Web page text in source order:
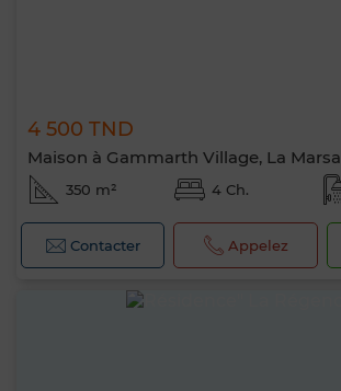
4 500 TND
Maison à Gammarth Village, La Marsa
350 m² 4 Ch.
Contacter Appelez